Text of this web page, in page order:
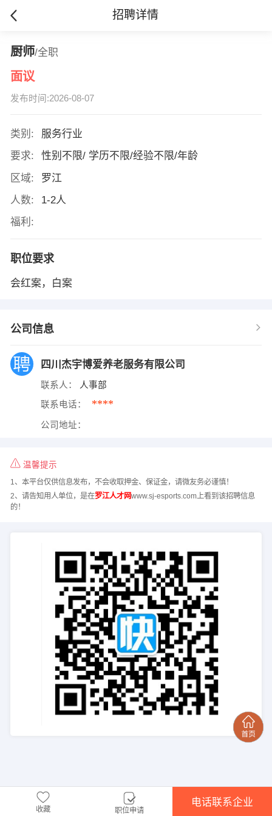
招聘详情
厨师/全职
面议
发布时间:2026-08-07
类别:
服务行业
要求:
性别不限/ 学历不限/经验不限/年龄
区域:
罗江
人数:
1-2人
福利:
职位要求
会红案，白案
公司信息
四川杰宇博爱养老服务有限公司
联系人： 人事部
联系电话： ****
公司地址：
温馨提示
1、本平台仅供信息发布，不会收取押金、保证金，请微友务必谨慎！
2、请告知用人单位，是在罗江人才网www.sj-esports.com上看到该招聘信息
的！
收藏 职位申请
电话联系企业